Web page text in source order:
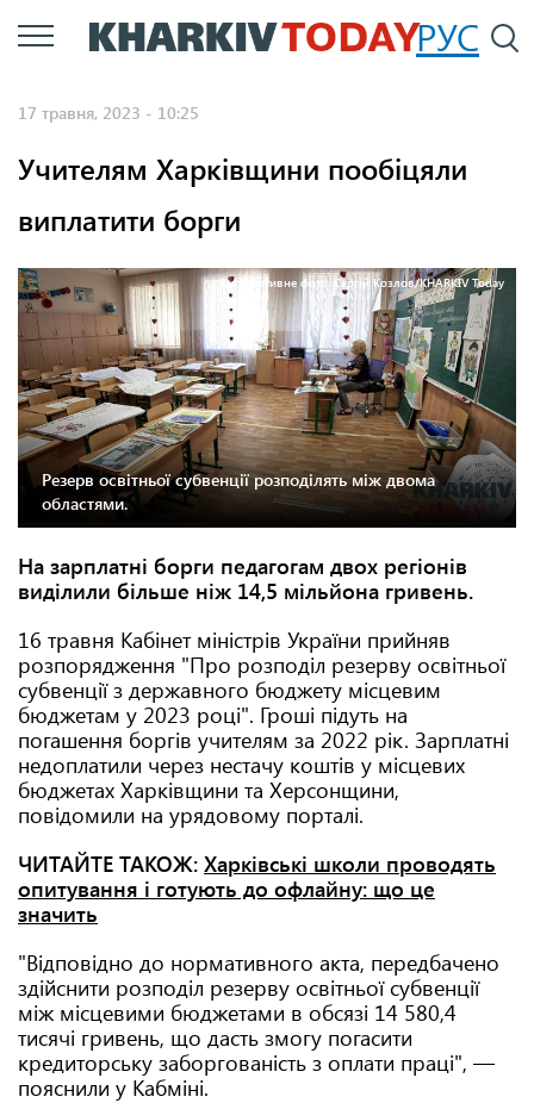
Перейти
до
РУС
17 травня, 2023 - 10:25
Учителям Харківщини пообіцяли
виплатити борги
Ілюстративне фото: Сергій Козлов/KHARKIV Today
Резерв освітньої субвенції розподілять між двома
областями.
На зарплатні борги педагогам двох регіонів
виділили більше ніж 14,5 мільйона гривень.
16 травня Кабінет міністрів України прийняв
розпорядження "Про розподіл резерву освітньої
субвенції з державного бюджету місцевим
бюджетам у 2023 році". Гроші підуть на
погашення боргів учителям за 2022 рік. Зарплатні
недоплатили через нестачу коштів у місцевих
бюджетах Харківщини та Херсонщини,
повідомили на урядовому порталі.
ЧИТАЙТЕ ТАКОЖ: Харківські школи проводять
опитування і готують до офлайну: що це
значить
"Відповідно до нормативного акта, передбачено
здійснити розподіл резерву освітньої субвенції
між місцевими бюджетами в обсязі 14 580,4
тисячі гривень, що дасть змогу погасити
кредиторську заборгованість з оплати праці", —
пояснили у Кабміні.